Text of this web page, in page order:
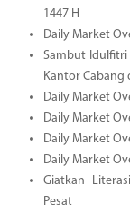
1447 H
Daily Market
Sambut Idulfitri
Kantor Cabang
Daily Market
Daily Market
Daily Market
Daily Market
Giatkan
Pesat